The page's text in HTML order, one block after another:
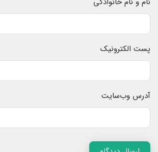
پست الکترونیک
آدرس وب‌سایت